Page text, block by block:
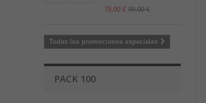
79,00 € 99,00 €
Todas los promociones especiales
PACK 100